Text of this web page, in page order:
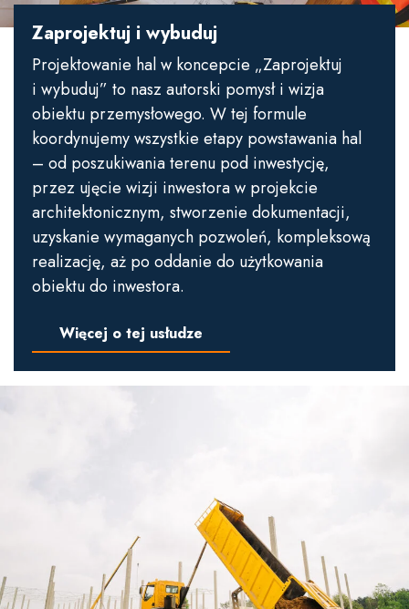
Zaprojektuj i wybuduj
Projektowanie hal w koncepcie „Zaprojektuj
i wybuduj” to nasz autorski pomysł i wizja
obiektu przemysłowego. W tej formule
koordynujemy wszystkie etapy powstawania hal
– od poszukiwania terenu pod inwestycję,
przez ujęcie wizji inwestora w projekcie
architektonicznym, stworzenie dokumentacji,
uzyskanie wymaganych pozwoleń, kompleksową
realizację, aż po oddanie do użytkowania
obiektu do inwestora.
Więcej o tej usłudze